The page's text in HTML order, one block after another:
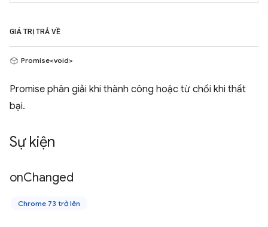
GIÁ TRỊ TRẢ VỀ
Promise<void>
Promise phân giải khi thành công hoặc từ chối khi thất
bại.
Sự kiện
onChanged
Chrome 73 trở lên